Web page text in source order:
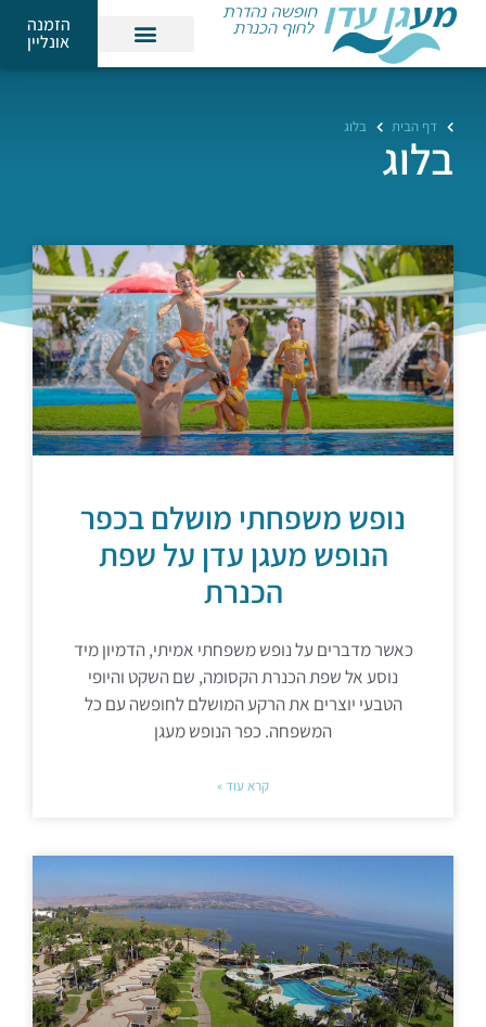
הזמנה
אונליין
דף הבית בלוג
בלוג
נופש משפחתי מושלם בכפר
הנופש מעגן עדן על שפת
הכנרת
כאשר מדברים על נופש משפחתי אמיתי, הדמיון מיד
נוסע אל שפת הכנרת הקסומה, שם השקט והיופי
הטבעי יוצרים את הרקע המושלם לחופשה עם כל
המשפחה. כפר הנופש מעגן
קרא עוד »